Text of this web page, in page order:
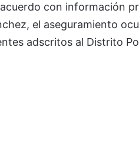
con información
el aseguramiento
adscritos al Distrito